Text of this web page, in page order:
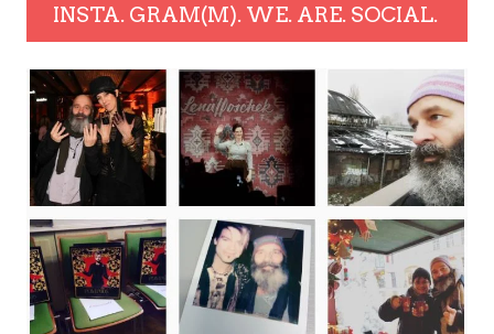
INSTA. GRAM(M). WE. ARE. SOCIAL.